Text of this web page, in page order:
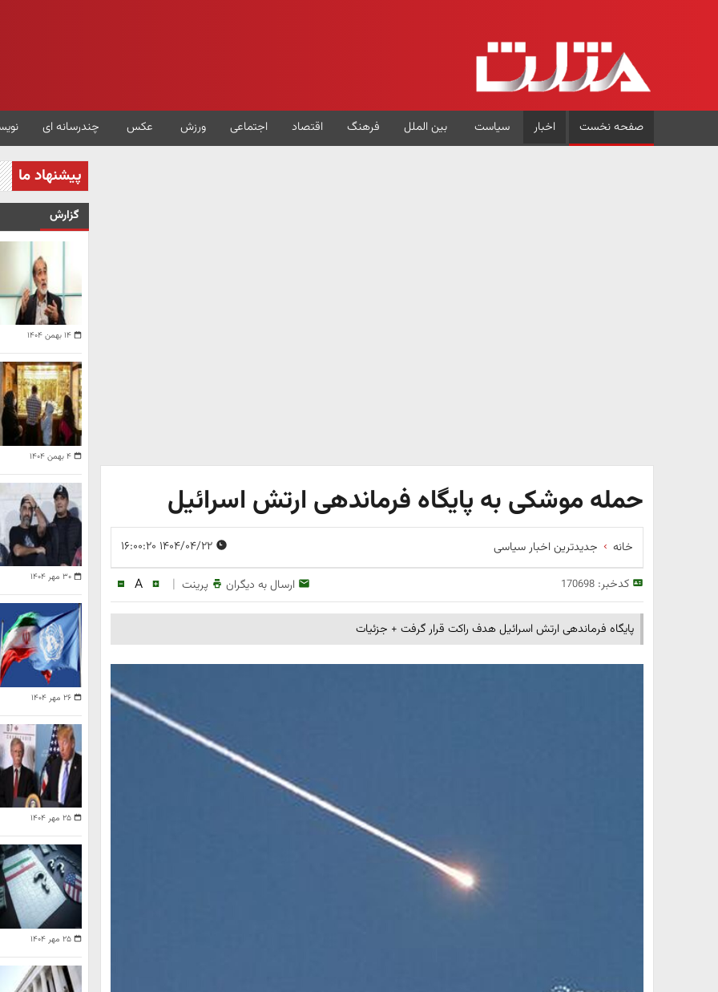
صفحه نخست اخبار سیاست بین الملل فرهنگ اقتصاد اجتماعی ورزش عکس چندرسانه ای
حمله موشکی به پایگاه فرماندهی ارتش اسرائیل
خانه جدیدترین اخبار سیاسی
کدخبر:170698 ارسال به دیگران پرینت |
A
پایگاه فرماندهی ارتش اسرائیل هدف راکت قرار گرفت + جزئیات
پیشنهاد ما
گزارش
۱۴ بهمن ۱۴۰۴
۴ بهمن ۱۴۰۴
۳۰ مهر ۱۴۰۴
۲۶ مهر ۱۴۰۴
۲۵ مهر ۱۴۰۴
۲۵ مهر ۱۴۰۴